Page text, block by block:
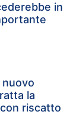
in
nuovo
la
riscatto